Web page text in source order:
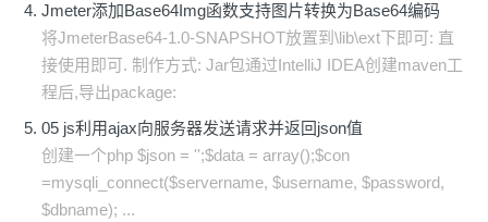
Jmeter添加Base64Img函数支持图片转换为Base64编码
将JmeterBase64-1.0-SNAPSHOT放置到\lib\ext下即可: 直
接使用即可. 制作方式: Jar包通过IntelliJ IDEA创建maven工
程后,导出package:
05 js利用ajax向服务器发送请求并返回json值
创建一个php $json = '';$data = array();$con
=mysqli_connect($servername, $username, $password,
$dbname); ...